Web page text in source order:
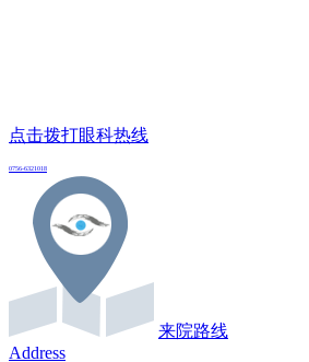
点击拨打眼科热线
0756-6321018
来院路线
Address